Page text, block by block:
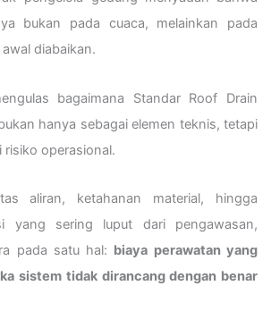
bukan pada cuaca, melainkan pada
diabaikan.
bagaimana Standar Roof Drain
hanya sebagai elemen teknis, tetapi
risiko operasional.
aliran, ketahanan material, hingga
yang sering luput dari pengawasan,
pada satu hal: biaya perawatan yang
sistem tidak dirancang dengan benar